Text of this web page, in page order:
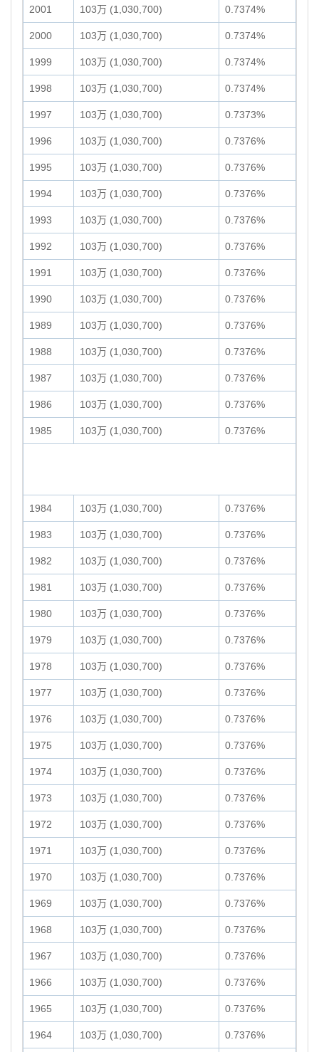
2001 103万 (1,030,700) 0.7374%
2000 103万 (1,030,700) 0.7374%
1999 103万 (1,030,700) 0.7374%
1998 103万 (1,030,700) 0.7374%
1997 103万 (1,030,700) 0.7373%
1996 103万 (1,030,700) 0.7376%
1995 103万 (1,030,700) 0.7376%
1994 103万 (1,030,700) 0.7376%
1993 103万 (1,030,700) 0.7376%
1992 103万 (1,030,700) 0.7376%
1991 103万 (1,030,700) 0.7376%
1990 103万 (1,030,700) 0.7376%
1989 103万 (1,030,700) 0.7376%
1988 103万 (1,030,700) 0.7376%
1987 103万 (1,030,700) 0.7376%
1986 103万 (1,030,700) 0.7376%
1985 103万 (1,030,700) 0.7376%
1984 103万 (1,030,700) 0.7376%
1983 103万 (1,030,700) 0.7376%
1982 103万 (1,030,700) 0.7376%
1981 103万 (1,030,700) 0.7376%
1980 103万 (1,030,700) 0.7376%
1979 103万 (1,030,700) 0.7376%
1978 103万 (1,030,700) 0.7376%
1977 103万 (1,030,700) 0.7376%
1976 103万 (1,030,700) 0.7376%
1975 103万 (1,030,700) 0.7376%
1974 103万 (1,030,700) 0.7376%
1973 103万 (1,030,700) 0.7376%
1972 103万 (1,030,700) 0.7376%
1971 103万 (1,030,700) 0.7376%
1970 103万 (1,030,700) 0.7376%
1969 103万 (1,030,700) 0.7376%
1968 103万 (1,030,700) 0.7376%
1967 103万 (1,030,700) 0.7376%
1966 103万 (1,030,700) 0.7376%
1965 103万 (1,030,700) 0.7376%
1964 103万 (1,030,700) 0.7376%